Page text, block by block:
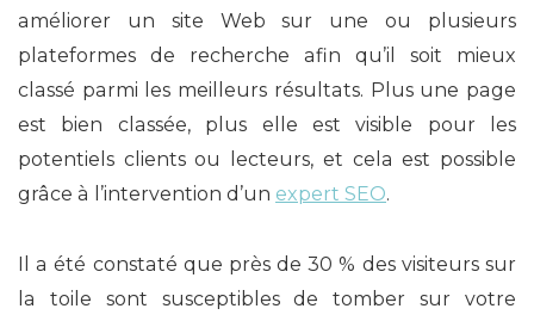
améliorer un site Web sur une ou plusieurs
plateformes de recherche afin qu’il soit mieux
classé parmi les meilleurs résultats. Plus une page
est bien classée, plus elle est visible pour les
potentiels clients ou lecteurs, et cela est possible
grâce à l’intervention d’un expert SEO.
Il a été constaté que près de 30 % des visiteurs sur
la toile sont susceptibles de tomber sur votre